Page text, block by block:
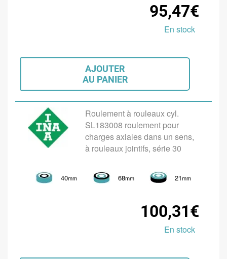
95,47€
En stock
AJOUTER
AU PANIER
Roulement à rouleaux cyl.
SL183008 roulement pour
charges axiales dans un sens,
à rouleaux jointifs, série 30
40mm 68mm 21mm
100,31€
En stock